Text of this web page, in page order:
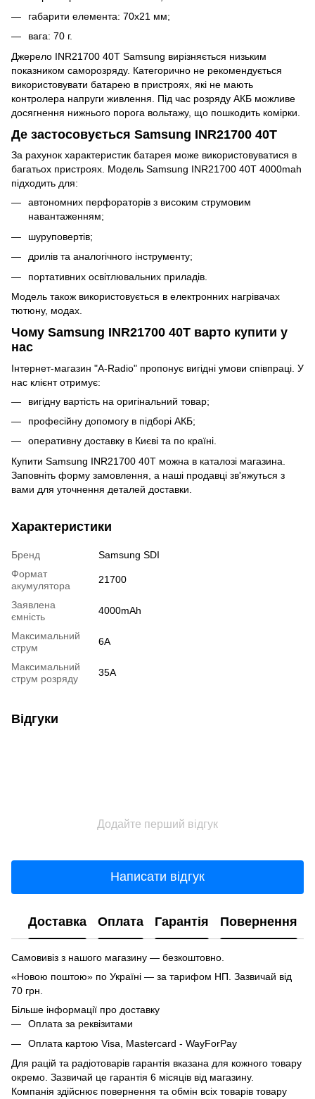
габарити елемента: 70х21 мм;
вага: 70 г.
Джерело INR21700 40T Samsung вирізняється низьким
показником саморозряду. Категорично не рекомендується
використовувати батарею в пристроях, які не мають
контролера напруги живлення. Під час розряду АКБ можливе
досягнення нижнього порога вольтажу, що пошкодить комірки.
Де застосовується Samsung INR21700 40T
За рахунок характеристик батарея може використовуватися в
багатьох пристроях. Модель Samsung INR21700 40T 4000mah
підходить для:
автономних перфораторів з високим струмовим
навантаженням;
шуруповертів;
дрилів та аналогічного інструменту;
портативних освітлювальних приладів.
Модель також використовується в електронних нагрівачах
тютюну, модах.
Чому Samsung INR21700 40T варто купити у
нас
Інтернет-магазин "A-Radio" пропонує вигідні умови співпраці. У
нас клієнт отримує:
вигідну вартість на оригінальний товар;
професійну допомогу в підборі АКБ;
оперативну доставку в Києві та по країні.
Купити Samsung INR21700 40T можна в каталозі магазина.
Заповніть форму замовлення, а наші продавці зв'яжуться з
вами для уточнення деталей доставки.
Характеристики
Бренд
Samsung SDI
Формат
акумулятора
21700
Заявлена
ємність
4000mAh
Максимальний
струм
6A
Максимальний
струм розряду
35A
Відгуки
Додайте перший відгук
Написати відгук
Доставка Оплата Гарантія Повернення
Самовивіз з нашого магазину — безкоштовно.
«Новою поштою» по Україні — за тарифом НП. Зазвичай від
70 грн.
Більше інформації про доставку
Оплата за реквізитами
Оплата картою Visa, Mastercard - WayForPay
Для рацій та радіотоварів гарантія вказана для кожного товару
окремо. Зазвичай це гарантія 6 місяців від магазину.
Компанія здійснює повернення та обмін всіх товарів товару